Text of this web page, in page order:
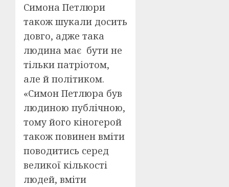
Симона Петлюри
також шукали досить
довго, адже така
людина має бути не
тільки патріотом,
але й політиком.
«Симон Петлюра був
людиною публічною,
тому його кіногерой
також повинен вміти
поводитись серед
великої кількості
людей, вміти